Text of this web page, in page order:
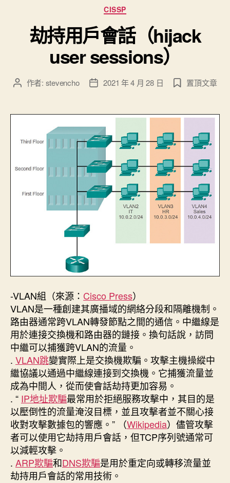
分
類
CISSP
劫持用戶會話（hijack
user sessions）
文
者
作者: stevencho
文
佈
日
期
2021 年 4 月 28 日 置頂文章
-VLAN組（來源： Cisco Press）
VLAN是一種創建其廣播域的網絡分段和隔離機制。
路由器通常跨VLAN轉發節點之間的通信。中繼線是
用於連接交換機和路由器的鏈接。換句話說，訪問
中繼可以捕獲跨VLAN的流量。
. VLAN跳變實際上是交換機欺騙。攻擊主機操縱中
繼協議以通過中繼線連接到交換機。它捕獲流量並
成為中間人，從而使會話劫持更加容易。
. “ IP地址欺騙最常用於拒絕服務攻擊中，其目的是
以壓倒性的流量淹沒目標，並且攻擊者並不關心接
收對攻擊數據包的響應。” （Wikipedia）儘管攻擊
者可以使用它劫持用戶會話，但TCP序列號通常可
以減輕攻擊。
. ARP欺騙和DNS欺騙是用於重定向或轉移流量並
劫持用戶會話的常用技術。